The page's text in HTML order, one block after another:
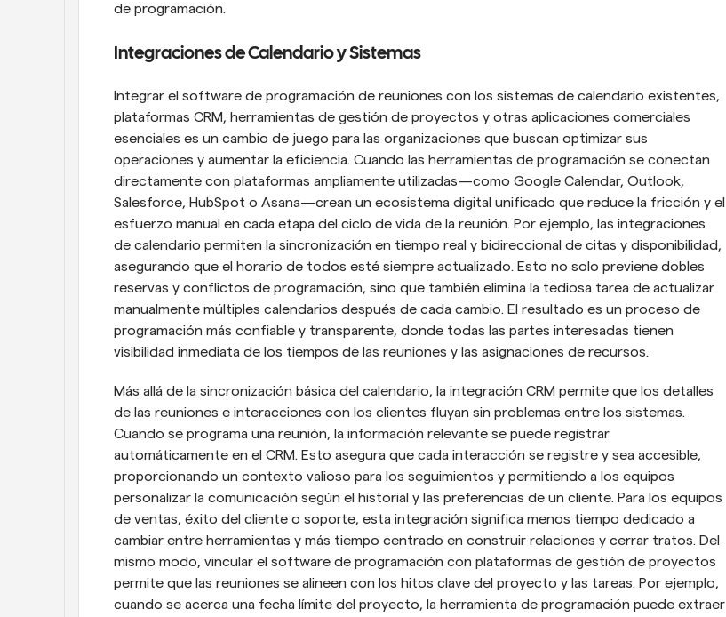
de programación.
Integraciones de Calendario y Sistemas
Integrar el software de programación de reuniones con los sistemas de calendario existentes,
plataformas CRM, herramientas de gestión de proyectos y otras aplicaciones comerciales
esenciales es un cambio de juego para las organizaciones que buscan optimizar sus
operaciones y aumentar la eficiencia. Cuando las herramientas de programación se conectan
directamente con plataformas ampliamente utilizadas—como Google Calendar, Outlook,
Salesforce, HubSpot o Asana—crean un ecosistema digital unificado que reduce la fricción y el
esfuerzo manual en cada etapa del ciclo de vida de la reunión. Por ejemplo, las integraciones
de calendario permiten la sincronización en tiempo real y bidireccional de citas y disponibilidad,
asegurando que el horario de todos esté siempre actualizado. Esto no solo previene dobles
reservas y conflictos de programación, sino que también elimina la tediosa tarea de actualizar
manualmente múltiples calendarios después de cada cambio. El resultado es un proceso de
programación más confiable y transparente, donde todas las partes interesadas tienen
visibilidad inmediata de los tiempos de las reuniones y las asignaciones de recursos.
Más allá de la sincronización básica del calendario, la integración CRM permite que los detalles
de las reuniones e interacciones con los clientes fluyan sin problemas entre los sistemas.
Cuando se programa una reunión, la información relevante se puede registrar
automáticamente en el CRM. Esto asegura que cada interacción se registre y sea accesible,
proporcionando un contexto valioso para los seguimientos y permitiendo a los equipos
personalizar la comunicación según el historial y las preferencias de un cliente. Para los equipos
de ventas, éxito del cliente o soporte, esta integración significa menos tiempo dedicado a
cambiar entre herramientas y más tiempo centrado en construir relaciones y cerrar tratos. Del
mismo modo, vincular el software de programación con plataformas de gestión de proyectos
permite que las reuniones se alineen con los hitos clave del proyecto y las tareas. Por ejemplo,
cuando se acerca una fecha límite del proyecto, la herramienta de programación puede extraer